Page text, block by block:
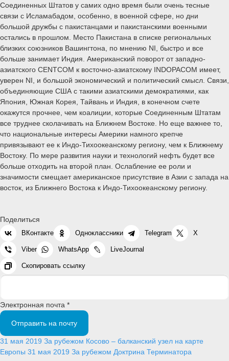
Соединенных Штатов у самих одно время были очень тесные
связи с Исламабадом, особенно, в военной сфере, но дни
большой дружбы с пакистанцами и пакистанскими военными
остались в прошлом. Место Пакистана в списке региональных
близких союзников Вашингтона, по мнению NI, быстро и все
больше занимает Индия. Американский поворот от западно-
азиатского CENTCOM к восточно-азиатскому INDOPACOM имеет,
уверен NI, и большой экономический и политический смысл. Связи,
объединяющие США с такими азиатскими демократиями, как
Япония, Южная Корея, Тайвань и Индия, в конечном счете
окажутся прочнее, чем коалиции, которые Соединенным Штатам
все труднее сколачивать на Ближнем Востоке. Но еще важнее то,
что национальные интересы Америки намного крепче
привязывают ее к Индо-Тихоокеанскому региону, чем к Ближнему
Востоку. По мере развития науки и технологий нефть будет все
больше отходить на второй план. Ослабление ее роли и
значимости смещает американское присутствие в Азии с запада на
восток, из Ближнего Востока к Индо-Тихоокеанскому региону.
Поделиться
ВКонтакте Одноклассники Telegram X
Viber WhatsApp LiveJournal
Скопировать ссылку
Электронная почта *
Отправить на почту
31 мая 2019 За рубежом Косово – балканский узел на карте
Европы 31 мая 2019 За рубежом Доктрина Терминатора